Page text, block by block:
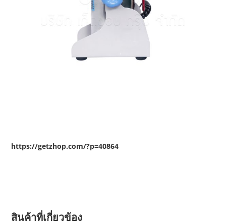
https://getzhop.com/?p=40864
สินค้าที่เกี่ยวข้อง